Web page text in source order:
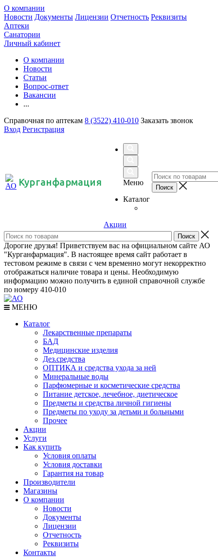
О компании
Новости Документы Лицензии Отчетность Реквизиты
Аптеки
Санатории
Личный кабинет
О компании
Новости
Статьи
Вопрос-ответ
Вакансии
...
Справочная по аптекам 8 (3522) 410-010 Заказать звонок
Вход Регистрация
Курганфармация
Меню
Каталог
Акции
Дорогие друзья! Приветствуем вас на официальном сайте АО
"Курганфармация". В настоящее время сайт работает в
тестовом режиме в связи с чем временно могут некорректно
отображаться наличие товара и цены. Необходимую
информацию можно получить в единой справочной службе
по номеру 410-010
МЕНЮ
Каталог
Лекарственные препараты
БАД
Медицинские изделия
Дез.средства
ОПТИКА и средства ухода за ней
Минеральные воды
Парфюмерные и косметические средства
Питание детское, лечебное, диетическое
Предметы и средства личной гигиены
Предметы по уходу за детьми и больными
Прочее
Акции
Услуги
Как купить
Условия оплаты
Условия доставки
Гарантия на товар
Производители
Магазины
О компании
Новости
Документы
Лицензии
Отчетность
Реквизиты
Контакты